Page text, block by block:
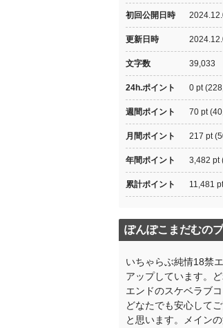
初回公開日時
更新日時
文字数 39,033
24h.ポイント 0 pt
週間ポイント 70 pt
月間ポイント 217 pt
年間ポイント 3,482 pt
累計ポイント 11,481
ぽんぽこまだむの
いちゃらぶ純情18禁
アップしています。
エンドのスケベラブコ
どなたでも安心して
と思います。メインの